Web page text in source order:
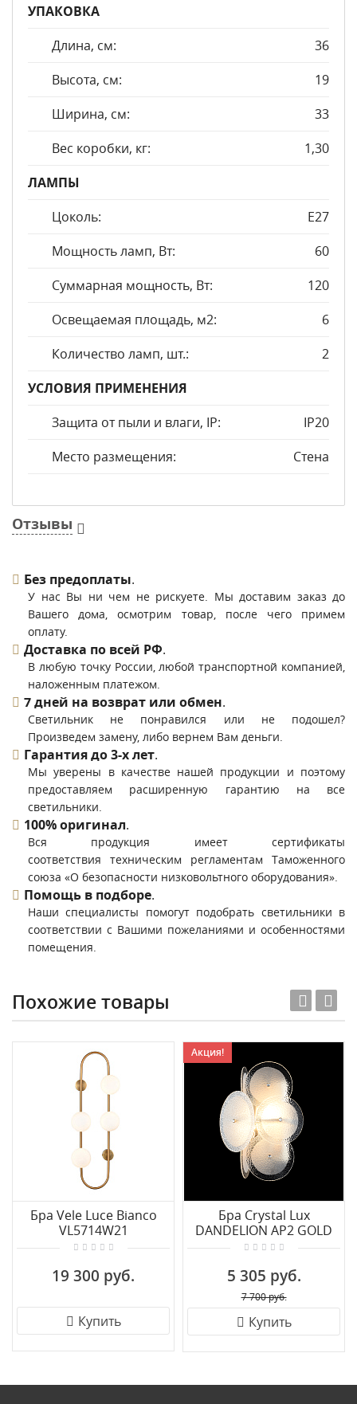
УПАКОВКА
Длина, см:
36
Высота, см:
19
Ширина, см:
33
Вес коробки, кг:
1,30
ЛАМПЫ
Цоколь:
E27
Мощность ламп, Вт:
60
Суммарная мощность, Вт:
120
Освещаемая площадь, м2:
6
Количество ламп, шт.:
2
УСЛОВИЯ ПРИМЕНЕНИЯ
Защита от пыли и влаги, IP:
IP20
Место размещения:
Стена
Отзывы
Без предоплаты.
У нас Вы ни чем не рискуете. Мы доставим заказ до
Вашего дома, осмотрим товар, после чего примем
оплату.
Доставка по всей РФ.
В любую точку России, любой транспортной компанией,
наложенным платежом.
7 дней на возврат или обмен.
Светильник не понравился или не подошел?
Произведем замену, либо вернем Вам деньги.
Гарантия до 3-х лет.
Мы уверены в качестве нашей продукции и поэтому
предоставляем расширенную гарантию на все
светильники.
100% оригинал.
Вся продукция имеет сертификаты
соответствия техническим регламентам Таможенного
союза «О безопасности низковольтного оборудования».
Помощь в подборе.
Наши специалисты помогут подобрать светильники в
соответствии с Вашими пожеланиями и особенностями
помещения.
Похожие товары
Бра Vele Luce Bianco
VL5714W21
19 300 руб.
Купить
Акция!
Бра Crystal Lux
DANDELION AP2 GOLD
5 305 руб.
7 700 руб.
Купить